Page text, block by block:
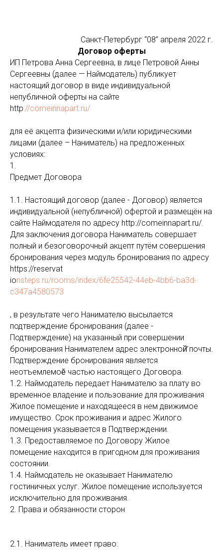
Санкт-Петербург “08” апреля 2022 г.
Договор оферты
ИП Петрова Анна Сергеевна, в лице Петровой Анны
Сергеевны (далее — Наймодатель) публикует
настоящий договор в виде индивидуальной
непубличной оферты на сайте
http://comeinnapart.ru/
для её акцепта физическими и/или юридическими
лицами (далее – Наниматель) на предложенных
условиях:
1.
Предмет Договора
1.1. Настоящий договор (далее - Договор) является
индивидуальной (непубличной) офертой и размещён на
сайте Наймодателя по адресу http://comeinnapart.ru/.
Для заключения договора Наниматель совершает
полный и безоговорочный акцепт путём совершения
бронирования через модуль бронирования по адресу
https://reservat
ionsteps.ru/rooms/index/6fe25542-44eb-4bb6-ba3d-
c347a4580573
,​ в результате чего Нанимателю высылается
подтверждение бронирования (далее -
Подтверждение) на указанный при совершении
бронирования Нанимателем адрес электронной̆ почты.
Подтверждение бронирования является
неотъемлемоӗ частью настоящего Договора.
1.2. Наймодатель передает Нанимателю за плату во
временное владение и пользование для проживания
Жилое помещение и находящееся в нем движимое
имущество. ​Срок проживания и адрес Жилого
помещения указывается в Подтверждении.
1.3. Предоставляемое по Договору Жилое
помещение находится в пригодном для проживания
состоянии.
1.4. Наймодатель не оказывает Нанимателю
гостиничных услуг. Жилое помещение используется
исключительно для проживания.
2. Права и обязанности сторон
2.1. Наниматель имеет право: